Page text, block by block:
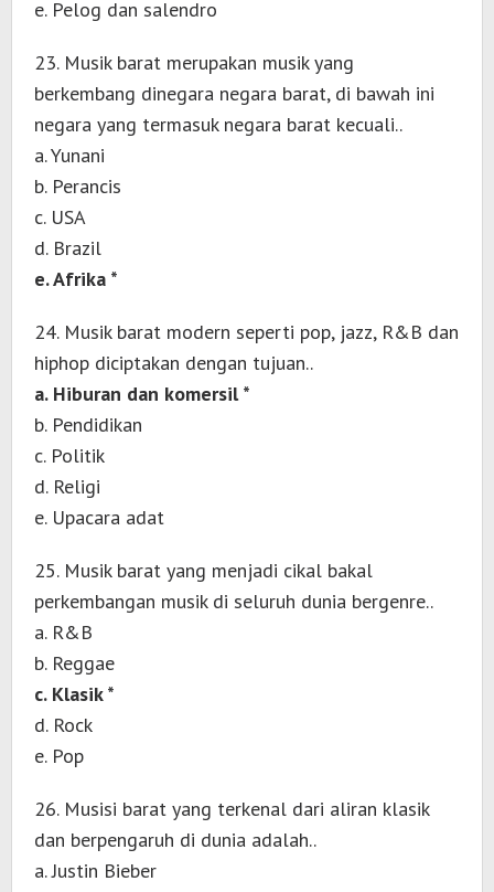
e. Pelog dan salendro
23. Musik barat merupakan musik yang
berkembang dinegara negara barat, di bawah ini
negara yang termasuk negara barat kecuali..
a. Yunani
b. Perancis
c. USA
d. Brazil
e. Afrika *
24. Musik barat modern seperti pop, jazz, R&B dan
hiphop diciptakan dengan tujuan..
a. Hiburan dan komersil *
b. Pendidikan
c. Politik
d. Religi
e. Upacara adat
25. Musik barat yang menjadi cikal bakal
perkembangan musik di seluruh dunia bergenre..
a. R&B
b. Reggae
c. Klasik *
d. Rock
e. Pop
26. Musisi barat yang terkenal dari aliran klasik
dan berpengaruh di dunia adalah..
a. Justin Bieber